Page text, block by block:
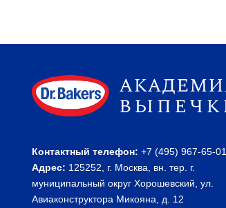
Контактный телефон: +7 (495) 967-65-01
Адрес: 125252, г. Москва, вн. тер. г.
муниципальный округ Хорошевский, ул.
Авиаконструктора Микояна, д. 12